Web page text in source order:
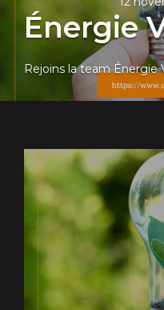
Énergie
Rejoins la team Énergie